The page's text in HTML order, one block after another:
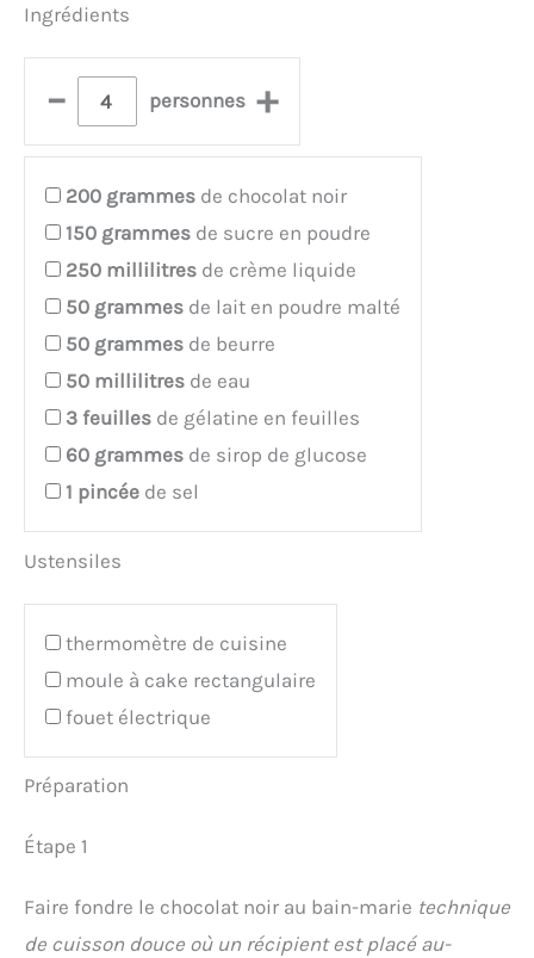
Ingrédients
– personnes +
200 grammes de chocolat noir
150 grammes de sucre en poudre
250 millilitres de crème liquide
50 grammes de lait en poudre malté
50 grammes de beurre
50 millilitres de eau
3 feuilles de gélatine en feuilles
60 grammes de sirop de glucose
1 pincée de sel
Ustensiles
thermomètre de cuisine
moule à cake rectangulaire
fouet électrique
Préparation
Étape 1
Faire fondre le chocolat noir au bain-marie technique
de cuisson douce où un récipient est placé au-